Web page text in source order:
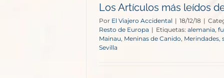
Los Artículos más leídos
Por El Viajero Accidental | 18/12/18 |
Resto de Europa | Etiquetas: alemania
Mainau Meninas de Canido Merindades
Sevilla